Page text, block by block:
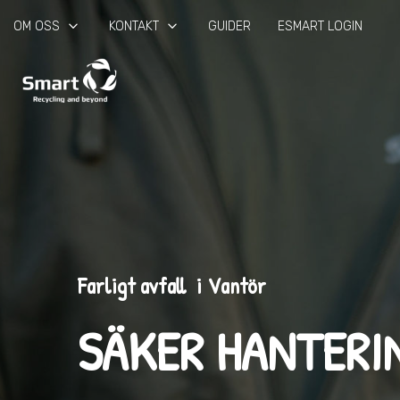
OM OSS keyboard_arrow_down KONTAKT keyboard_arrow_down GUIDER ESMART LOGIN
Farligt avfall i Vantör
SÄKER